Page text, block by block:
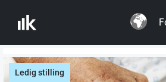
Ledig stilling